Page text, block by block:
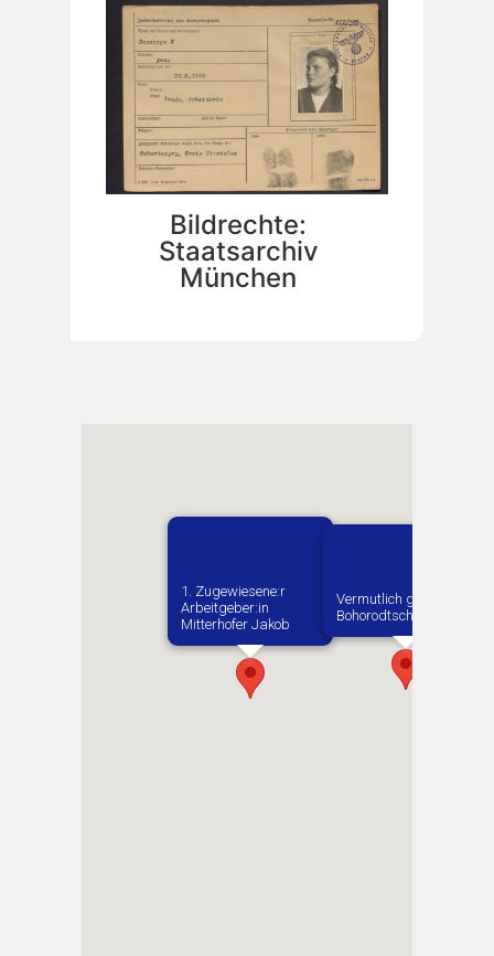
Bildrechte:
Staatsarchiv
München
Vermutlich geboren in
Bohorodtschany
1. Zugewiesene:r
Arbeitgeber:in​
Mitterhofer Jakob